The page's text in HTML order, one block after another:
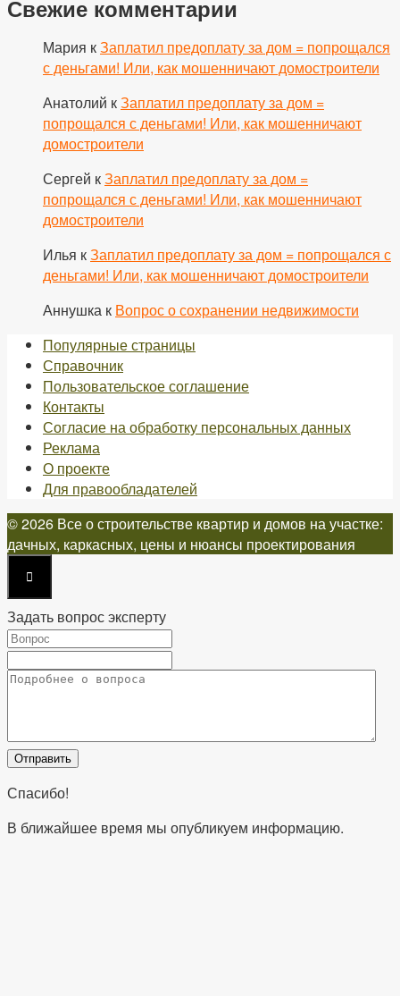
Свежие комментарии
Мария кЗаплатил предоплату за дом = попрощался
с деньгами! Или, как мошенничают домостроители
Анатолий кЗаплатил предоплату за дом =
попрощался с деньгами! Или, как мошенничают
домостроители
Сергей кЗаплатил предоплату за дом =
попрощался с деньгами! Или, как мошенничают
домостроители
Илья кЗаплатил предоплату за дом = попрощался с
деньгами! Или, как мошенничают домостроители
Аннушка к Вопрос о сохранении недвижимости
Популярные страницы
Справочник
Пользовательское соглашение
Контакты
Согласие на обработку персональных данных
Реклама
О проекте
Для правообладателей
© 2026 Все о строительстве квартир и домов на участке:
дачных, каркасных, цены и нюансы проектирования
Задать вопрос эксперту
Спасибо!
В ближайшее время мы опубликуем информацию.